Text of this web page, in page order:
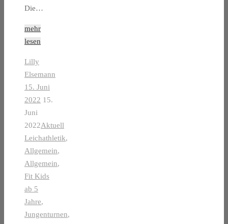
Die…
mehr
lesen
Lilly
Elsemann
15. Juni
2022 15.
Juni
2022Aktuell
Leichathletik,
Allgemein,
Allgemein,
Fit Kids
ab 5
Jahre,
Jungenturnen,